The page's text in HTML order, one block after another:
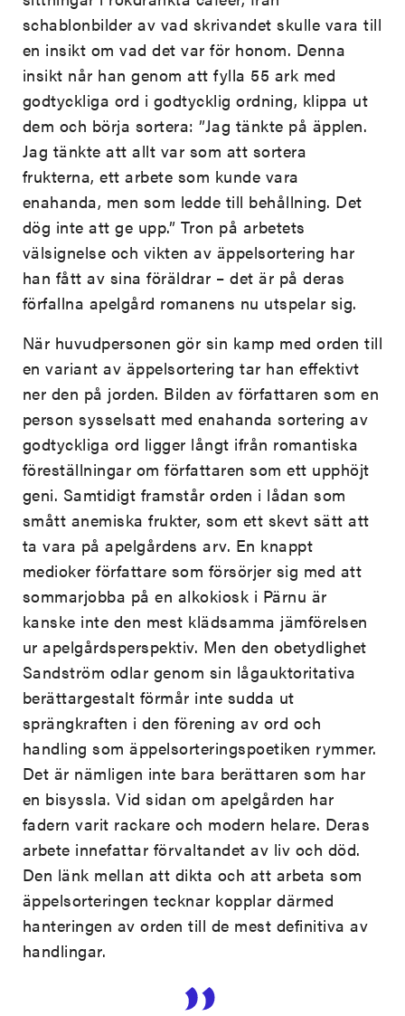
schablonbilder av vad skrivandet skulle vara till
en insikt om vad det var för honom. Denna
insikt når han genom att fylla 55 ark med
godtyckliga ord i godtycklig ordning, klippa ut
dem och börja sortera: ”Jag tänkte på äpplen.
Jag tänkte att allt var som att sortera
frukterna, ett arbete som kunde vara
enahanda, men som ledde till behållning. Det
dög inte att ge upp.” Tron på arbetets
välsignelse och vikten av äppelsortering har
han fått av sina föräldrar – det är på deras
förfallna apelgård romanens nu utspelar sig.
När huvudpersonen gör sin kamp med orden till
en variant av äppelsortering tar han effektivt
ner den på jorden. Bilden av författaren som en
person sysselsatt med enahanda sortering av
godtyckliga ord ligger långt ifrån romantiska
föreställningar om författaren som ett upphöjt
geni. Samtidigt framstår orden i lådan som
smått anemiska frukter, som ett skevt sätt att
ta vara på apelgårdens arv. En knappt
medioker författare som försörjer sig med att
sommarjobba på en alkokiosk i Pärnu är
kanske inte den mest klädsamma jämförelsen
ur apelgårdsperspektiv. Men den obetydlighet
Sandström odlar genom sin lågauktoritativa
berättargestalt förmår inte sudda ut
sprängkraften i den förening av ord och
handling som äppelsorteringspoetiken rymmer.
Det är nämligen inte bara berättaren som har
en bisyssla. Vid sidan om apelgården har
fadern varit rackare och modern helare. Deras
arbete innefattar förvaltandet av liv och död.
Den länk mellan att dikta och att arbeta som
äppelsorteringen tecknar kopplar därmed
hanteringen av orden till de mest definitiva av
handlingar.